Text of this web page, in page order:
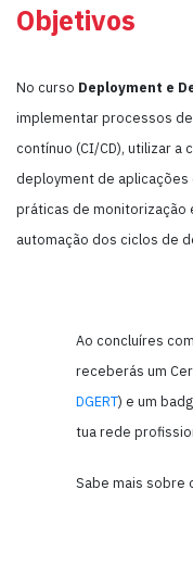
Objetivos
No curso Deployment e
implementar processos
contínuo (CI/CD), utilizar a
deployment de
práticas de monitorização
automação dos ciclos de
Ao concluíres
receberás um
DGERT) e um
tua rede
Sabe mais sobre